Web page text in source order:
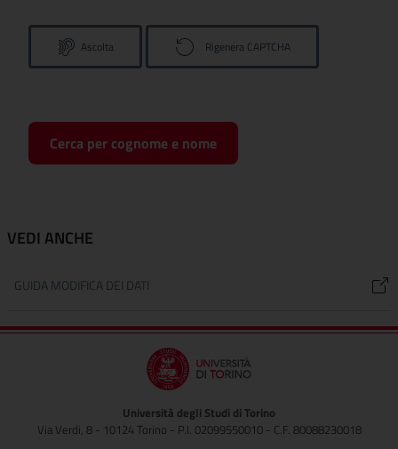
Ascolta Rigenera CAPTCHA
Cerca per cognome e nome
VEDI ANCHE
GUIDA MODIFICA DEI DATI
Università degli Studi di Torino
Via Verdi, 8 - 10124 Torino - P.I. 02099550010 - C.F. 80088230018